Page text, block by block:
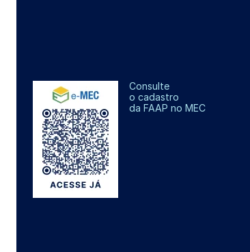
Consulte
o cadastro
da FAAP no MEC